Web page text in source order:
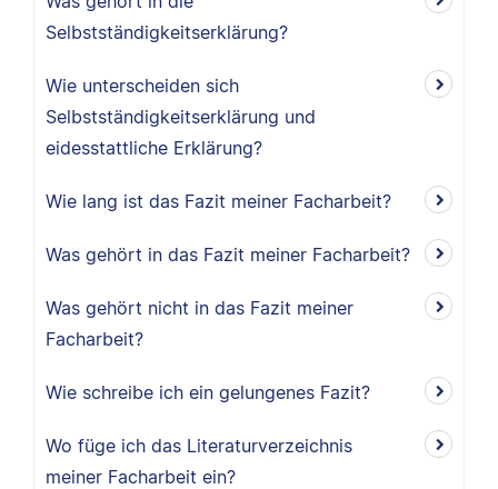
Selbstständigkeitserklärung?
Wie unterscheiden sich
Selbstständigkeitserklärung und
eidesstattliche Erklärung?
Wie lang ist das Fazit meiner Facharbeit?
Was gehört in das Fazit meiner Facharbeit?
Was gehört nicht in das Fazit meiner
Facharbeit?
Wie schreibe ich ein gelungenes Fazit?
Wo füge ich das Literaturverzeichnis
meiner Facharbeit ein?